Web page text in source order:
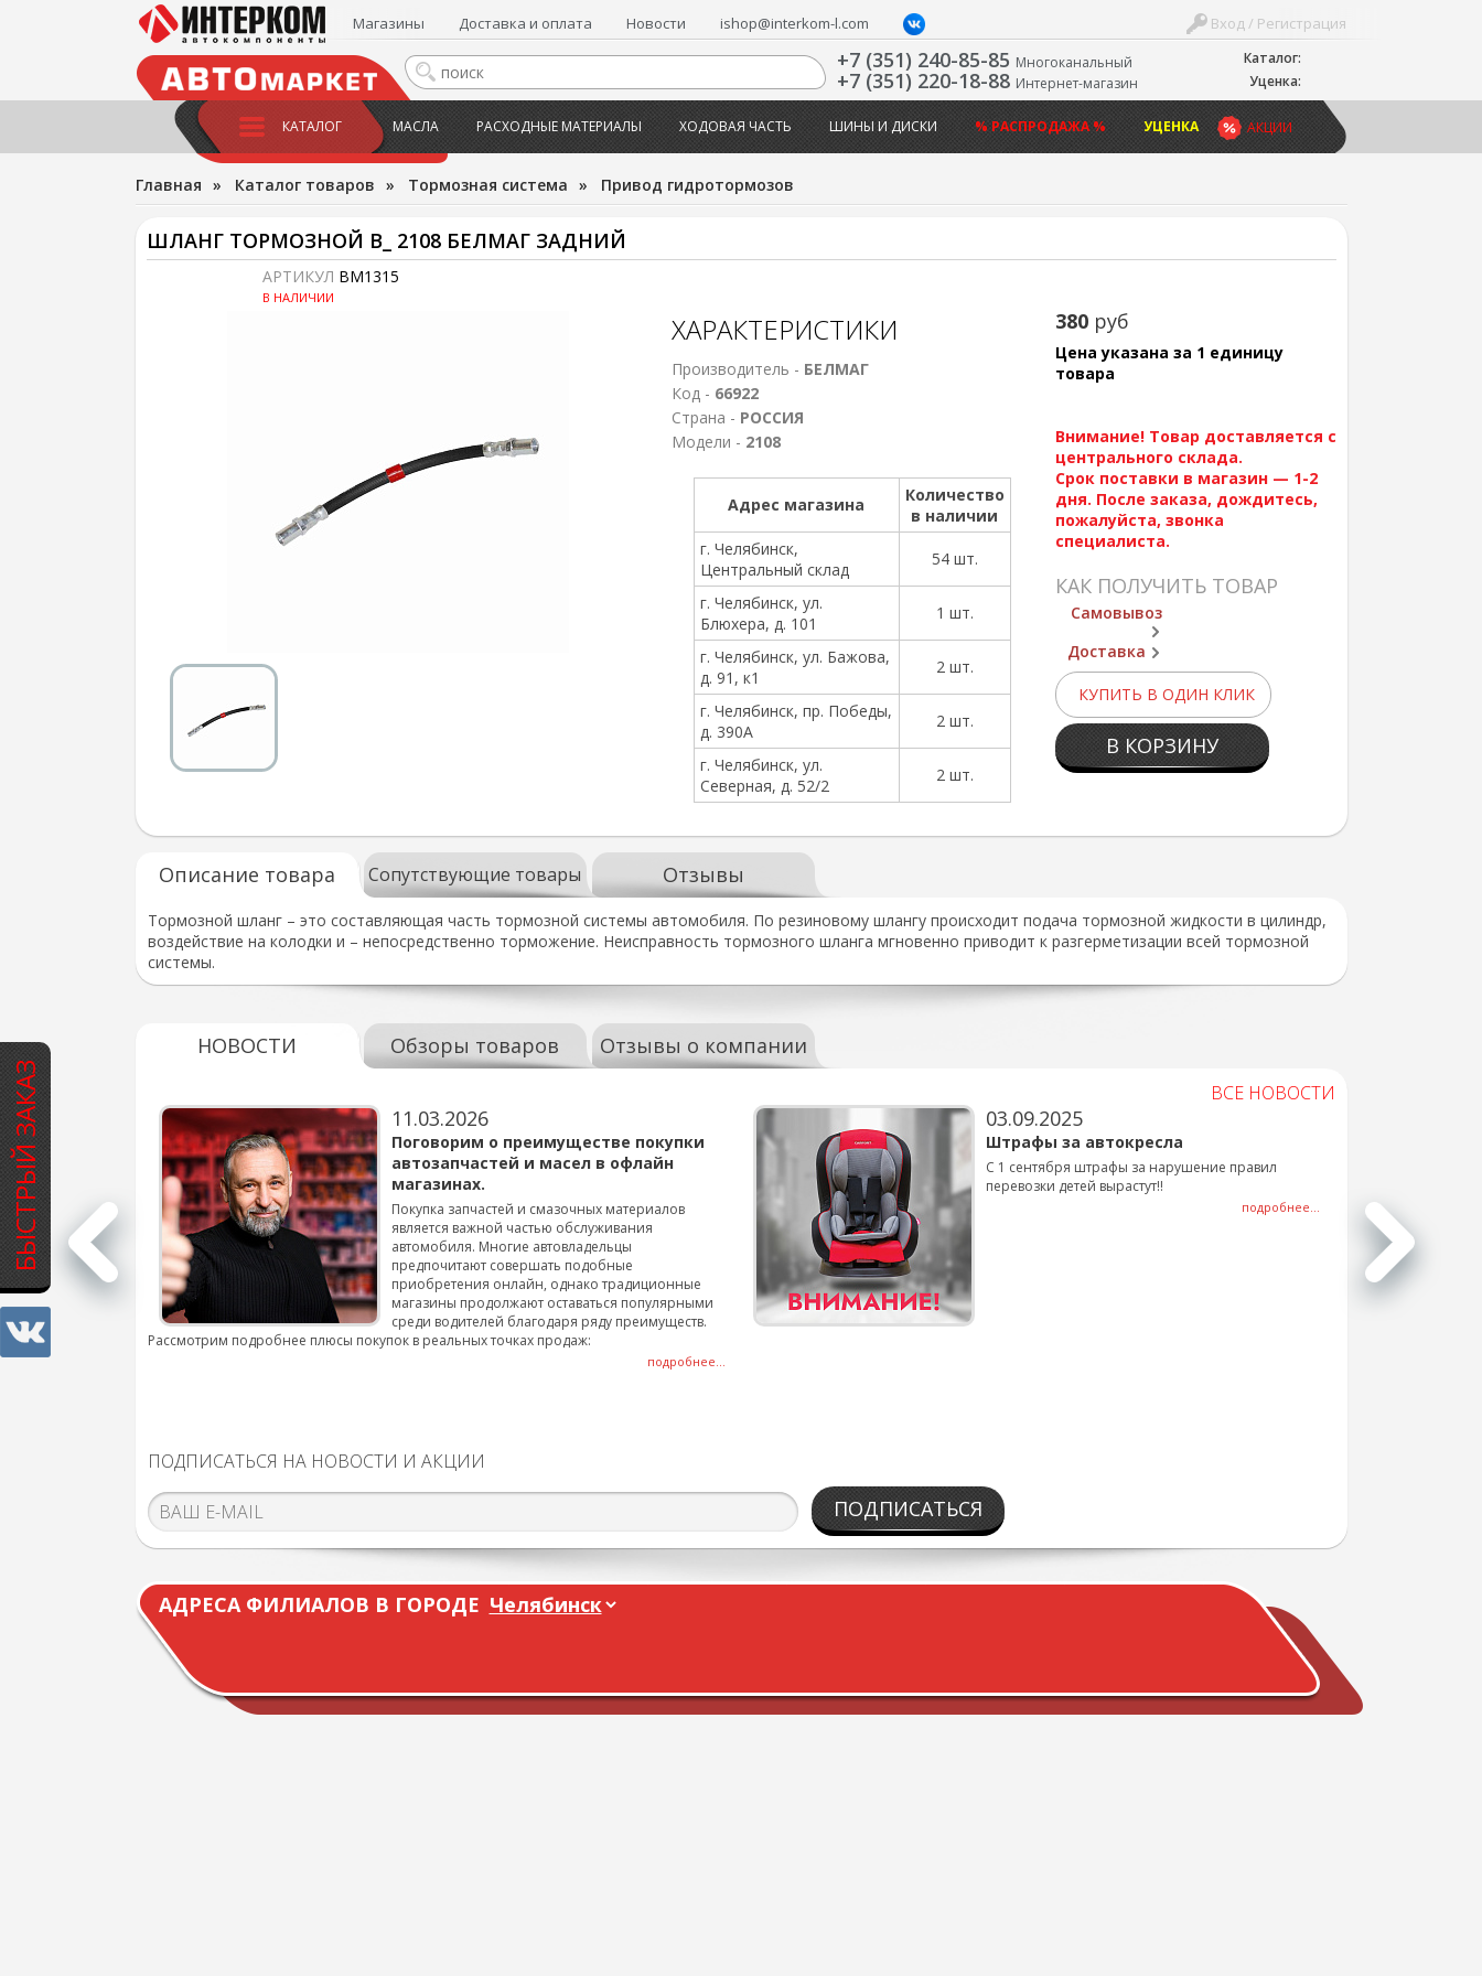
БЫСТРЫЙ ЗАКАЗ
Каталог:
Уценка:
Вход / Регистрация
Магазины Доставка и оплата Новости ishop@interkom-l.com
+7 (351) 240-85-85 Многоканальный
+7 (351) 220-18-88 Интернет-магазин
АКЦИИ
КАТАЛОГ МАСЛА РАСХОДНЫЕ МАТЕРИАЛЫ ХОДОВАЯ ЧАСТЬ ШИНЫ И ДИСКИ % РАСПРОДАЖА % УЦЕНКА
Главная » Каталог товаров » Тормозная система » Привод гидротормозов
ШЛАНГ ТОРМОЗНОЙ В_ 2108 БЕЛМАГ ЗАДНИЙ
АРТИКУЛ BM1315
В НАЛИЧИИ
380 руб
Цена указана за 1 единицу
товара
Внимание! Товар доставляется с
центрального склада.
Срок поставки в магазин — 1-2
дня. После заказа, дождитесь,
пожалуйста, звонка
специалиста.
КАК ПОЛУЧИТЬ ТОВАР
Самовывоз
Доставка
КУПИТЬ В ОДИН КЛИК
В КОРЗИНУ
ХАРАКТЕРИСТИКИ
Производитель - БЕЛМАГ
Код - 66922
Страна - РОССИЯ
Модели - 2108
Адрес магазина
Количество
в наличии
г. Челябинск,
Центральный склад
54 шт.
г. Челябинск, ул.
Блюхера, д. 101
1 шт.
г. Челябинск, ул. Бажова,
д. 91, к1
2 шт.
г. Челябинск, пр. Победы,
д. 390А
2 шт.
г. Челябинск, ул.
Северная, д. 52/2
2 шт.
Описание товара Сопутствующие товары Отзывы
Тормозной шланг – это составляющая часть тормозной системы автомобиля. По резиновому шлангу происходит подача тормозной жидкости в цилиндр,
воздействие на колодки и – непосредственно торможение. Неисправность тормозного шланга мгновенно приводит к разгерметизации всей тормозной
системы.
НОВОСТИ Обзоры товаров Отзывы о компании
ВСЕ НОВОСТИ
для
смены шин на
подробнее...
11.03.2026
Поговорим о преимуществе покупки
автозапчастей и масел в офлайн
магазинах.
Покупка запчастей и смазочных материалов
является важной частью обслуживания
автомобиля. Многие автовладельцы
предпочитают совершать подобные
приобретения онлайн, однако традиционные
магазины продолжают оставаться популярными
среди водителей благодаря ряду преимуществ.
Рассмотрим подробнее плюсы покупок в реальных точках продаж:
подробнее...
03.09.2025
Штрафы за автокресла
С 1 сентября штрафы за нарушение правил
перевозки детей вырастут!!
подробнее...
ПОДПИСАТЬСЯ НА НОВОСТИ И АКЦИИ
ПОДПИСАТЬСЯ
АДРЕСА ФИЛИАЛОВ В ГОРОДЕ